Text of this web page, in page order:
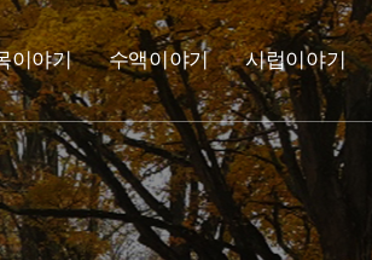
이야기 수액이야기 시럽이야기